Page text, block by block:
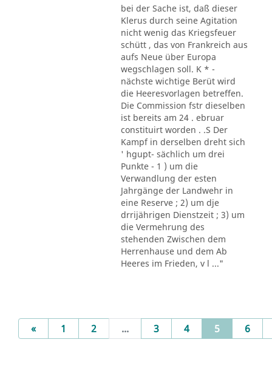
bei der Sache ist, daß dieser
Klerus durch seine Agitation
nicht wenig das Kriegsfeuer
schütt , das von Frankreich aus
aufs Neue über Europa
wegschlagen soll. K * -
nächste wichtige Berüt wird
die Heeresvorlagen betreffen.
Die Commission fstr dieselben
ist bereits am 24 . ebruar
constituirt worden . .S Der
Kampf in derselben dreht sich
' hgupt- sächlich um drei
Punkte - 1 ) um die
Verwandlung der esten
Jahrgänge der Landwehr in
eine Reserve ; 2) um dje
drrijährigen Dienstzeit ; 3) um
die Vermehrung des
stehenden Zwischen dem
Herrenhause und dem Ab
Heeres im Frieden, v l ..."
«Previous
1 2 ... 3 4 5(current)
6